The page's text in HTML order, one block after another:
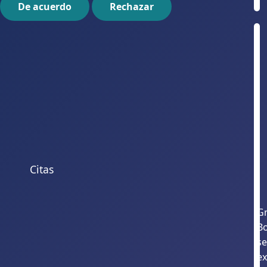
Citas
De acuerdo Rechazar